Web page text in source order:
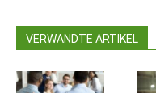
VERWANDTE ARTIKEL